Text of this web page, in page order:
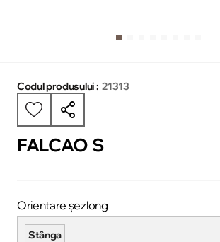
Codul produsului : 21313
FALCAO S
Orientare șezlong
Stânga